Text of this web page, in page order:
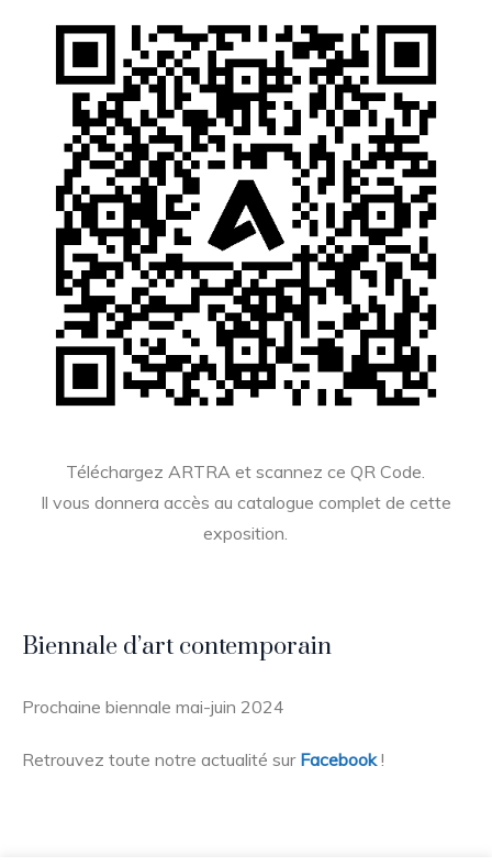
Téléchargez ARTRA et scannez ce QR Code.
Il vous donnera accès au catalogue complet de cette
exposition.
Biennale d’art contemporain
Prochaine biennale mai-juin 2024
Retrouvez toute notre actualité sur Facebook!